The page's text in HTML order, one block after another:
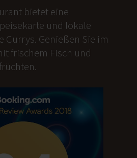
bietet eine
und lokale
Currys. Genießen Sie im
frischem Fisch und